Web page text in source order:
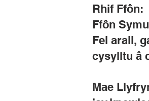
Rhif Ffôn:
Ffôn
Fel arall,
cysylltu â
Mae